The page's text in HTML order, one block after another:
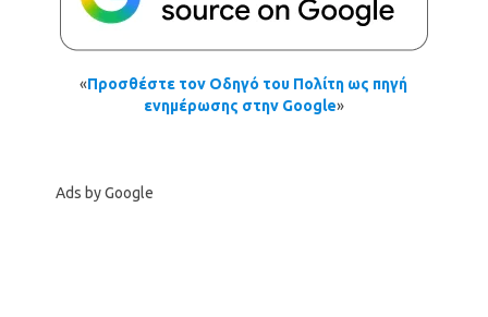
«Προσθέστε τον Οδηγό του Πολίτη ως πηγή
ενημέρωσης στην Google»
Ads by Google